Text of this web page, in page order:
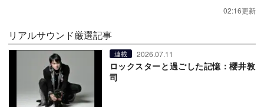
02:16更新
リアルサウンド厳選記事
連載 2026.07.11
ロックスターと過ごした記憶：櫻井敦
司